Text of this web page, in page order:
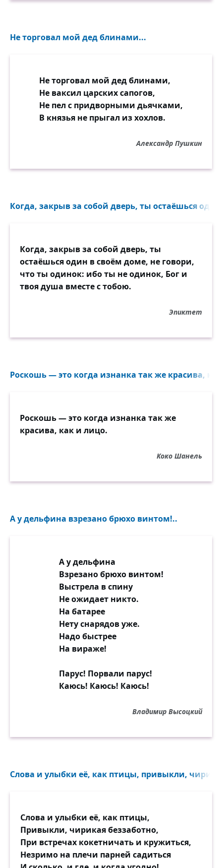
Не торговал мой дед блинами...
Не торговал мой дед блинами,
Не ваксил царских сапогов,
Не пел с придворными дьячками,
В князья не прыгал из хохлов.
Александр Пушкин
Когда, закрыв за собой дверь, ты остаёшься
Когда, закрыв за собой дверь, ты
остаёшься один в своём доме, не говори,
что ты одинок: ибо ты не одинок, Бог и
твоя душа вместе с тобою.
Эпиктет
Роскошь — это когда изнанка так же красива,
Роскошь — это когда изнанка так же
красива, как и лицо.
Коко Шанель
А у дельфина взрезано брюхо винтом!..
А у дельфина
Взрезано брюхо винтом!
Выстрела в спину
Не ожидает никто.
На батарее
Нету снарядов уже.
Надо быстрее
На вираже!
Парус! Порвали парус!
Каюсь! Каюсь! Каюсь!
Владимир Высоцкий
Слова и улыбки её, как птицы, привыкли,
Слова и улыбки её, как птицы,
Привыкли, чирикая беззаботно,
При встречах кокетничать и кружиться,
Незримо на плечи парней садиться